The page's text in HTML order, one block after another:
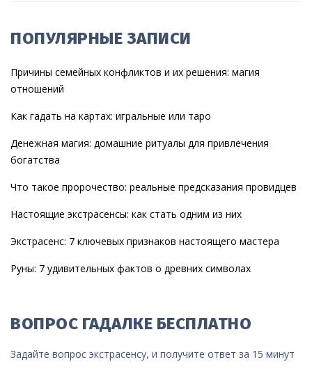
ПОПУЛЯРНЫЕ ЗАПИСИ
Причины семейных конфликтов и их решения: магия
отношений
Как гадать на картах: игральные или таро
Денежная магия: домашние ритуалы для привлечения
богатства
Что такое пророчество: реальные предсказания провидцев
Настоящие экстрасенсы: как стать одним из них
Экстрасенс: 7 ключевых признаков настоящего мастера
Руны: 7 удивительных фактов о древних символах
ВОПРОС ГАДАЛКЕ БЕСПЛАТНО
Задайте вопрос экстрасенсу, и получите ответ за 15 минут